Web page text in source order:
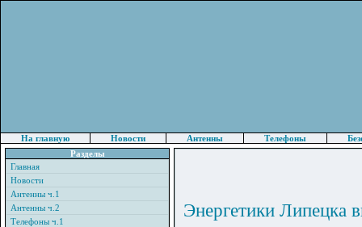
На главную Новости Антенны Телефоны
Разделы
Главная
Новости
Антенны ч.1
Антенны ч.2
Телефоны ч.1
Энергетики Липецка